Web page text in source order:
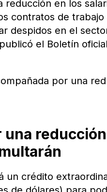
en los
contratos de
despidos en el
el Boletín
por una
un crédito